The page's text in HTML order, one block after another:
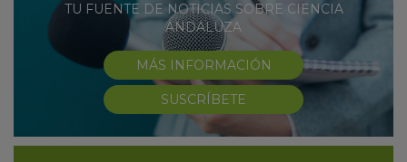
TU FUENTE DE NOTICIAS SOBRE CIENCIA
ANDALUZA
MÁS INFORMACIÓN
SUSCRÍBETE